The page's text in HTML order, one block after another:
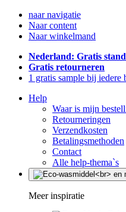
naar navigatie
Naar content
Naar winkelmand
Nederland: Gratis
Gratis retourneren
1 gratis sample bij iedere
Help
Waar is mijn
Retourneringen
Verzendkosten
Betalingsmethoden
Contact
Alle help-thema`s
Meer inspiratie